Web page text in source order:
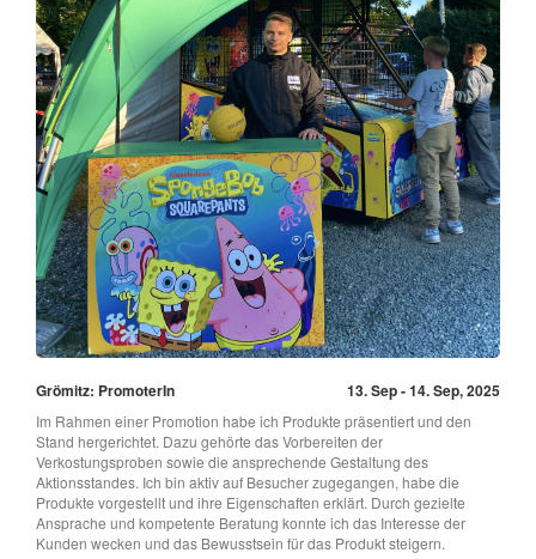
Grömitz: PromoterIn 13. Sep - 14. Sep, 2025
Im Rahmen einer Promotion habe ich Produkte präsentiert und den
Stand hergerichtet. Dazu gehörte das Vorbereiten der
Verkostungsproben sowie die ansprechende Gestaltung des
Aktionsstandes. Ich bin aktiv auf Besucher zugegangen, habe die
Produkte vorgestellt und ihre Eigenschaften erklärt. Durch gezielte
Ansprache und kompetente Beratung konnte ich das Interesse der
Kunden wecken und das Bewusstsein für das Produkt steigern.